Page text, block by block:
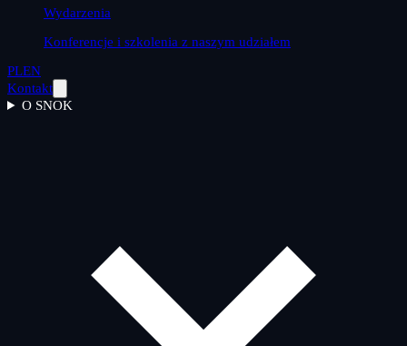
Wydarzenia
Konferencje i szkolenia z naszym udziałem
PLEN
Kontakt
O SNOK